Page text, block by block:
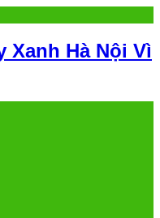
Xanh Hà Nội Vì